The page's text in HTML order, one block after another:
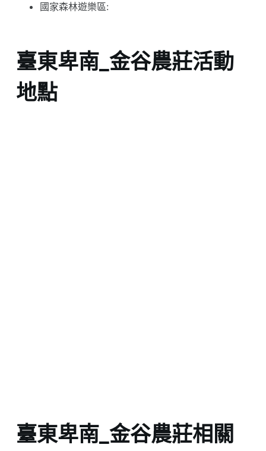
國家森林遊樂區:
臺東卑南_金谷農莊活動
地點
臺東卑南_金谷農莊相關